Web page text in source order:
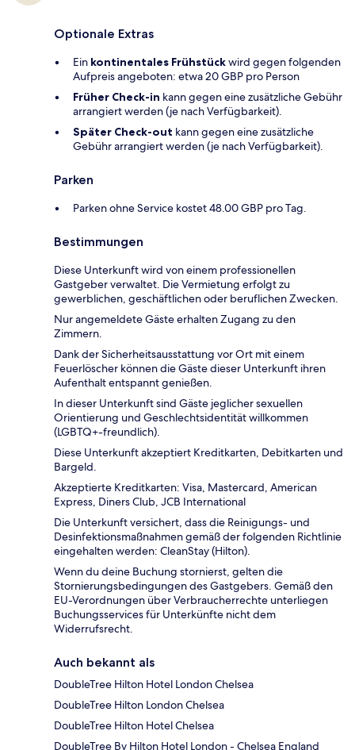
Optionale Extras
Ein kontinentales Frühstückwird gegen folgenden
Aufpreis angeboten: etwa 20 GBP pro Person
Früher Check-in kann gegen eine zusätzliche Gebühr
arrangiert werden (je nach Verfügbarkeit).
Später Check-out kann gegen eine zusätzliche
Gebühr arrangiert werden (je nach Verfügbarkeit).
Parken
Parken ohne Service kostet 48.00 GBP pro Tag.
Bestimmungen
Diese Unterkunft wird von einem professionellen
Gastgeber verwaltet. Die Vermietung erfolgt zu
gewerblichen, geschäftlichen oder beruflichen Zwecken.
Nur angemeldete Gäste erhalten Zugang zu den
Zimmern.
Dank der Sicherheitsausstattung vor Ort mit einem
Feuerlöscher können die Gäste dieser Unterkunft ihren
Aufenthalt entspannt genießen.
In dieser Unterkunft sind Gäste jeglicher sexuellen
Orientierung und Geschlechtsidentität willkommen
(LGBTQ+-freundlich).
Diese Unterkunft akzeptiert Kreditkarten, Debitkarten und
Bargeld.
Akzeptierte Kreditkarten: Visa, Mastercard, American
Express, Diners Club, JCB International
Die Unterkunft versichert, dass die Reinigungs- und
Desinfektionsmaßnahmen gemäß der folgenden Richtlinie
eingehalten werden: CleanStay (Hilton).
Wenn du deine Buchung stornierst, gelten die
Stornierungsbedingungen des Gastgebers. Gemäß den
EU-Verordnungen über Verbraucherrechte unterliegen
Buchungsservices für Unterkünfte nicht dem
Widerrufsrecht.
Auch bekannt als
DoubleTree Hilton Hotel London Chelsea
DoubleTree Hilton London Chelsea
DoubleTree Hilton Hotel Chelsea
DoubleTree By Hilton Hotel London - Chelsea England